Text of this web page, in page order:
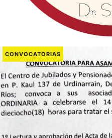
CONVOCATORIAS